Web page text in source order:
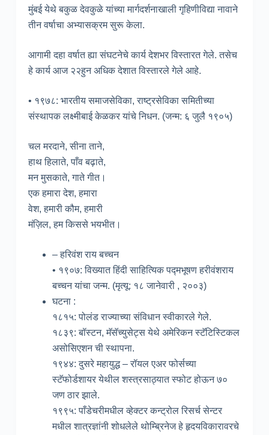
मुंबई येथे बकुळ देवकुळे यांच्या मार्गदर्शनाखाली गृहिणीविद्या नावाने
तीन वर्षाचा अभ्यासक्रम सुरू केला.
आगामी दहा वर्षात ह्या संघटनेचे कार्य देशभर विस्तारत गेले. तसेच
हे कार्य आज २२हुन अधिक देशात विस्तारले गेले आहे.
• १९७८: भारतीय समाजसेविका, राष्ट्रसेविका समितीच्या
संस्थापक लक्ष्मीबाई केळकर यांचे निधन. (जन्म: ६ जुलै १९०५)
चल मरदाने, सीना ताने,
हाथ हिलाते, पाँव बढ़ाते,
मन मुसकाते, गाते गीत।
एक हमारा देश, हमारा
वेश, हमारी कौम, हमारी
मंज़िल, हम किससे भयभीत।
– हरिवंश राय बच्चन
• १९०७: विख्यात हिंदी साहित्यिक पद्मभूषण हरीवंशराय
बच्चन यांचा जन्म. (मृत्यू: १८ जानेवारी , २००३)
घटना :
१८१५: पोलंड राज्याच्या संविधान स्वीकारले गेले.
१८३९: बॉस्टन, मॅसॅच्युसेट्स येथे अमेरिकन स्टॅटिस्टिकल
असोसिएशन ची स्थापना.
१९४४: दुसरे महायुद्ध – रॉयल एअर फोर्सच्या
स्टॅफोर्डशायर येथील शस्त्रसाठ्यात स्फोट होऊन ७०
जण ठार झाले.
१९९५: पाँडेचरीमधील व्हेक्टर कन्ट्रोल रिसर्च सेन्टर
मधील शात्रज्ञांनी शोधलेले थोम्ब्रिनेज हे हृदयविकारावरचे